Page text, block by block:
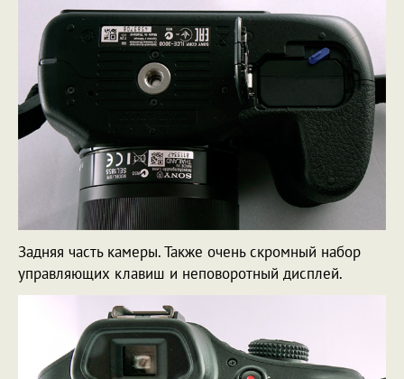
Задняя часть камеры. Также очень скромный набор
управляющих клавиш и неповоротный дисплей.